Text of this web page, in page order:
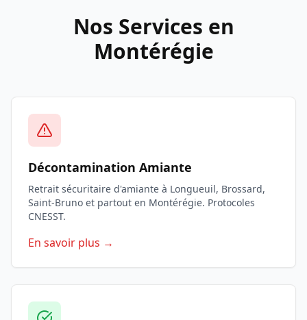
Nos Services en
Montérégie
Décontamination Amiante
Retrait sécuritaire d'amiante à Longueuil, Brossard,
Saint-Bruno et partout en Montérégie. Protocoles
CNESST.
En savoir plus →